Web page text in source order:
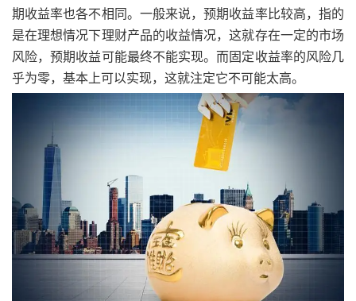
期收益率也各不相同。一般来说，预期收益率比较高，指的
是在理想情况下理财产品的收益情况，这就存在一定的市场
风险，预期收益可能最终不能实现。而固定收益率的风险几
乎为零，基本上可以实现，这就注定它不可能太高。